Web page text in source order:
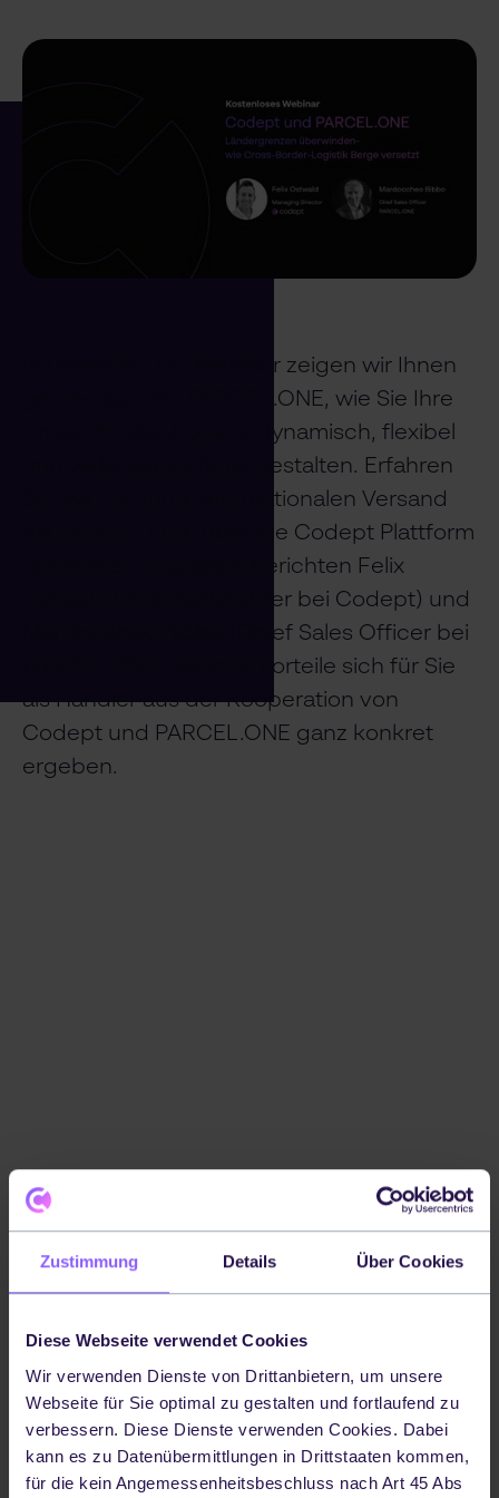
Zustimmung Details Über Cookies
Diese Webseite verwendet Cookies
Wir verwenden Dienste von Drittanbietern, um unsere
Webseite für Sie optimal zu gestalten und fortlaufend zu
verbessern. Diese Dienste verwenden Cookies. Dabei
kann es zu Datenübermittlungen in Drittstaaten kommen,
für die kein Angemessenheitsbeschluss nach Art 45 Abs
In unserem Live-Webinar zeigen wir Ihnen
gemeinsam mit PARCEL.ONE, wie Sie Ihre
Cross-Border-Logistik dynamisch, flexibel
und widerstandsfähig gestalten. Erfahren
Sie, wie Sie Ihren internationalen Versand
mit PARCEL.ONE über die Codept Plattform
optimieren. Praxisnah berichten Felix
Ostwald (Geschäftsführer bei Codept) und
Mardoccheo Bibbo (Chief Sales Officer bei
PARCEL.ONE), welche Vorteile sich für Sie
als Händler aus der Kooperation von
Codept und PARCEL.ONE ganz konkret
ergeben.
Share this article
Ressourcen